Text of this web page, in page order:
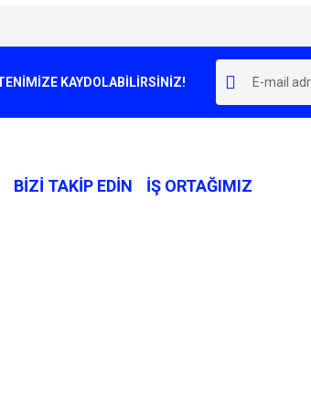
KAYDOLABİLİRSİNİZ!
BİZİ TAKİP EDİN İŞ ORTAĞIMIZ